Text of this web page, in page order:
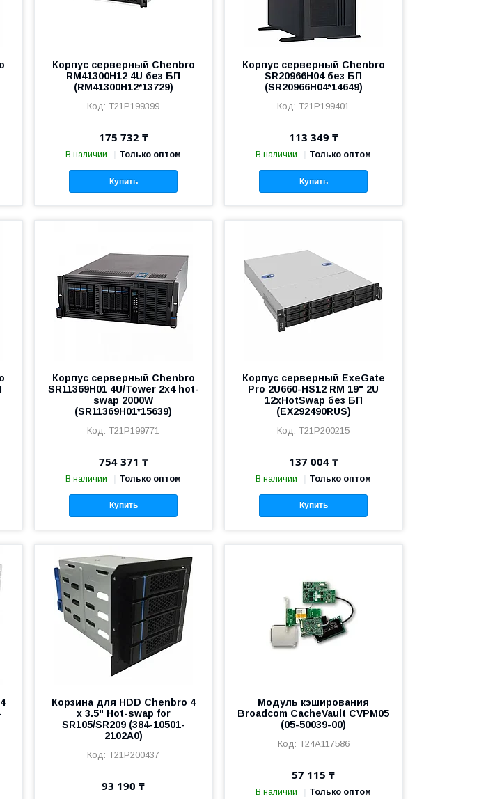
Корпус серверный Chenbro
RM41300H12 4U без БП
(RM41300H12*13729)
T21P199399
175 732 ₸
В наличии Только оптом
Купить
Корпус серверный Chenbro
SR20966H04 без БП
(SR20966H04*14649)
T21P199401
113 349 ₸
В наличии Только оптом
Купить
Корпус серверный Chenbro
SR11369H01 4U/Tower 2x4 hot-
swap 2000W
(SR11369H01*15639)
T21P199771
754 371 ₸
В наличии Только оптом
Купить
Корпус серверный ExeGate
Pro 2U660-HS12 RM 19" 2U
12xHotSwap без БП
(EX292490RUS)
T21P200215
137 004 ₸
В наличии Только оптом
Купить
Корзина для HDD Chenbro 4
x 3.5" Hot-swap for
SR105/SR209 (384-10501-
2102A0)
T21P200437
93 190 ₸
Модуль кэширования
Broadcom CacheVault CVPM05
(05-50039-00)
T24A117586
57 115 ₸
В наличии Только оптом